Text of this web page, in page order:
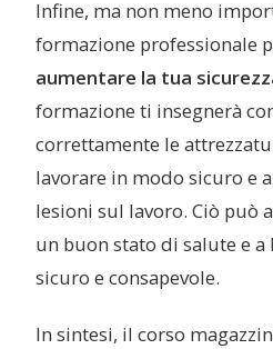
Infine, ma non meno
formazione professionale
aumentare la tua
formazione ti insegnerà
correttamente le
lavorare in modo sicuro e
lesioni sul lavoro. Ciò può
un buon stato di salute e
sicuro e consapevole.
In sintesi, il corso